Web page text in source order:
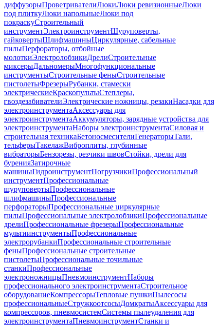
диффузорыПроветривателиЛюкиЛюки ревизионныеЛюки
под плиткуЛюки напольныеЛюки под
покраскуСтроительный
инструментЭлектроинструментШуруповерты,
гайковертыШлифмашиныЦиркулярные, сабельные
пилыПерфораторы, отбойные
молоткиЭлектролобзикиДрелиСтроительные
миксерыДальномерыМногофункциональные
инструментыСтроительные феныСтроительные
пистолетыФрезерыРубанки, стамески
электрическиеКраскопультыСтеплеры,
гвоздезабивателиЭлектрические ножницы, резакиНасадки для
электроинструментаАксессуары для
электроинструментаАккумуляторы, зарядные устройства для
электроинструментаНаборы электроинструментаСиловая и
строительная техникаБетоносмесителиГенераторыТали,
тельферыТакелажВиброплиты, глубинные
вибраторыБензорезы, резчики швовСтойки, дрели для
буренияЗатирочные
машиныГидроинструментПогрузчикиПрофессиональный
инструментПрофессиональные
шуруповертыПрофессиональные
шлифмашиныПрофессиональные
перфораторыПрофессиональные циркулярные
пилыПрофессиональные электролобзикиПрофессиональные
дрелиПрофессиональные фрезерыПрофессиональные
мультиинструментыПрофессиональные
электрорубанкиПрофессиональные строительные
феныПрофессиональные строительные
пистолетыПрофессиональные точильные
станкиПрофессиональные
электроножницыПневмоинструментНаборы
профессионального электроинструментаСтроительное
оборудованиеКомпрессорыТепловые пушкиПылесосы
профессиональныеСтружкоотсосыДомкратыАксессуары для
компрессоров, пневмосистемСистемы пылеудаления для
электроинструментаПневмоинструментСтанки и